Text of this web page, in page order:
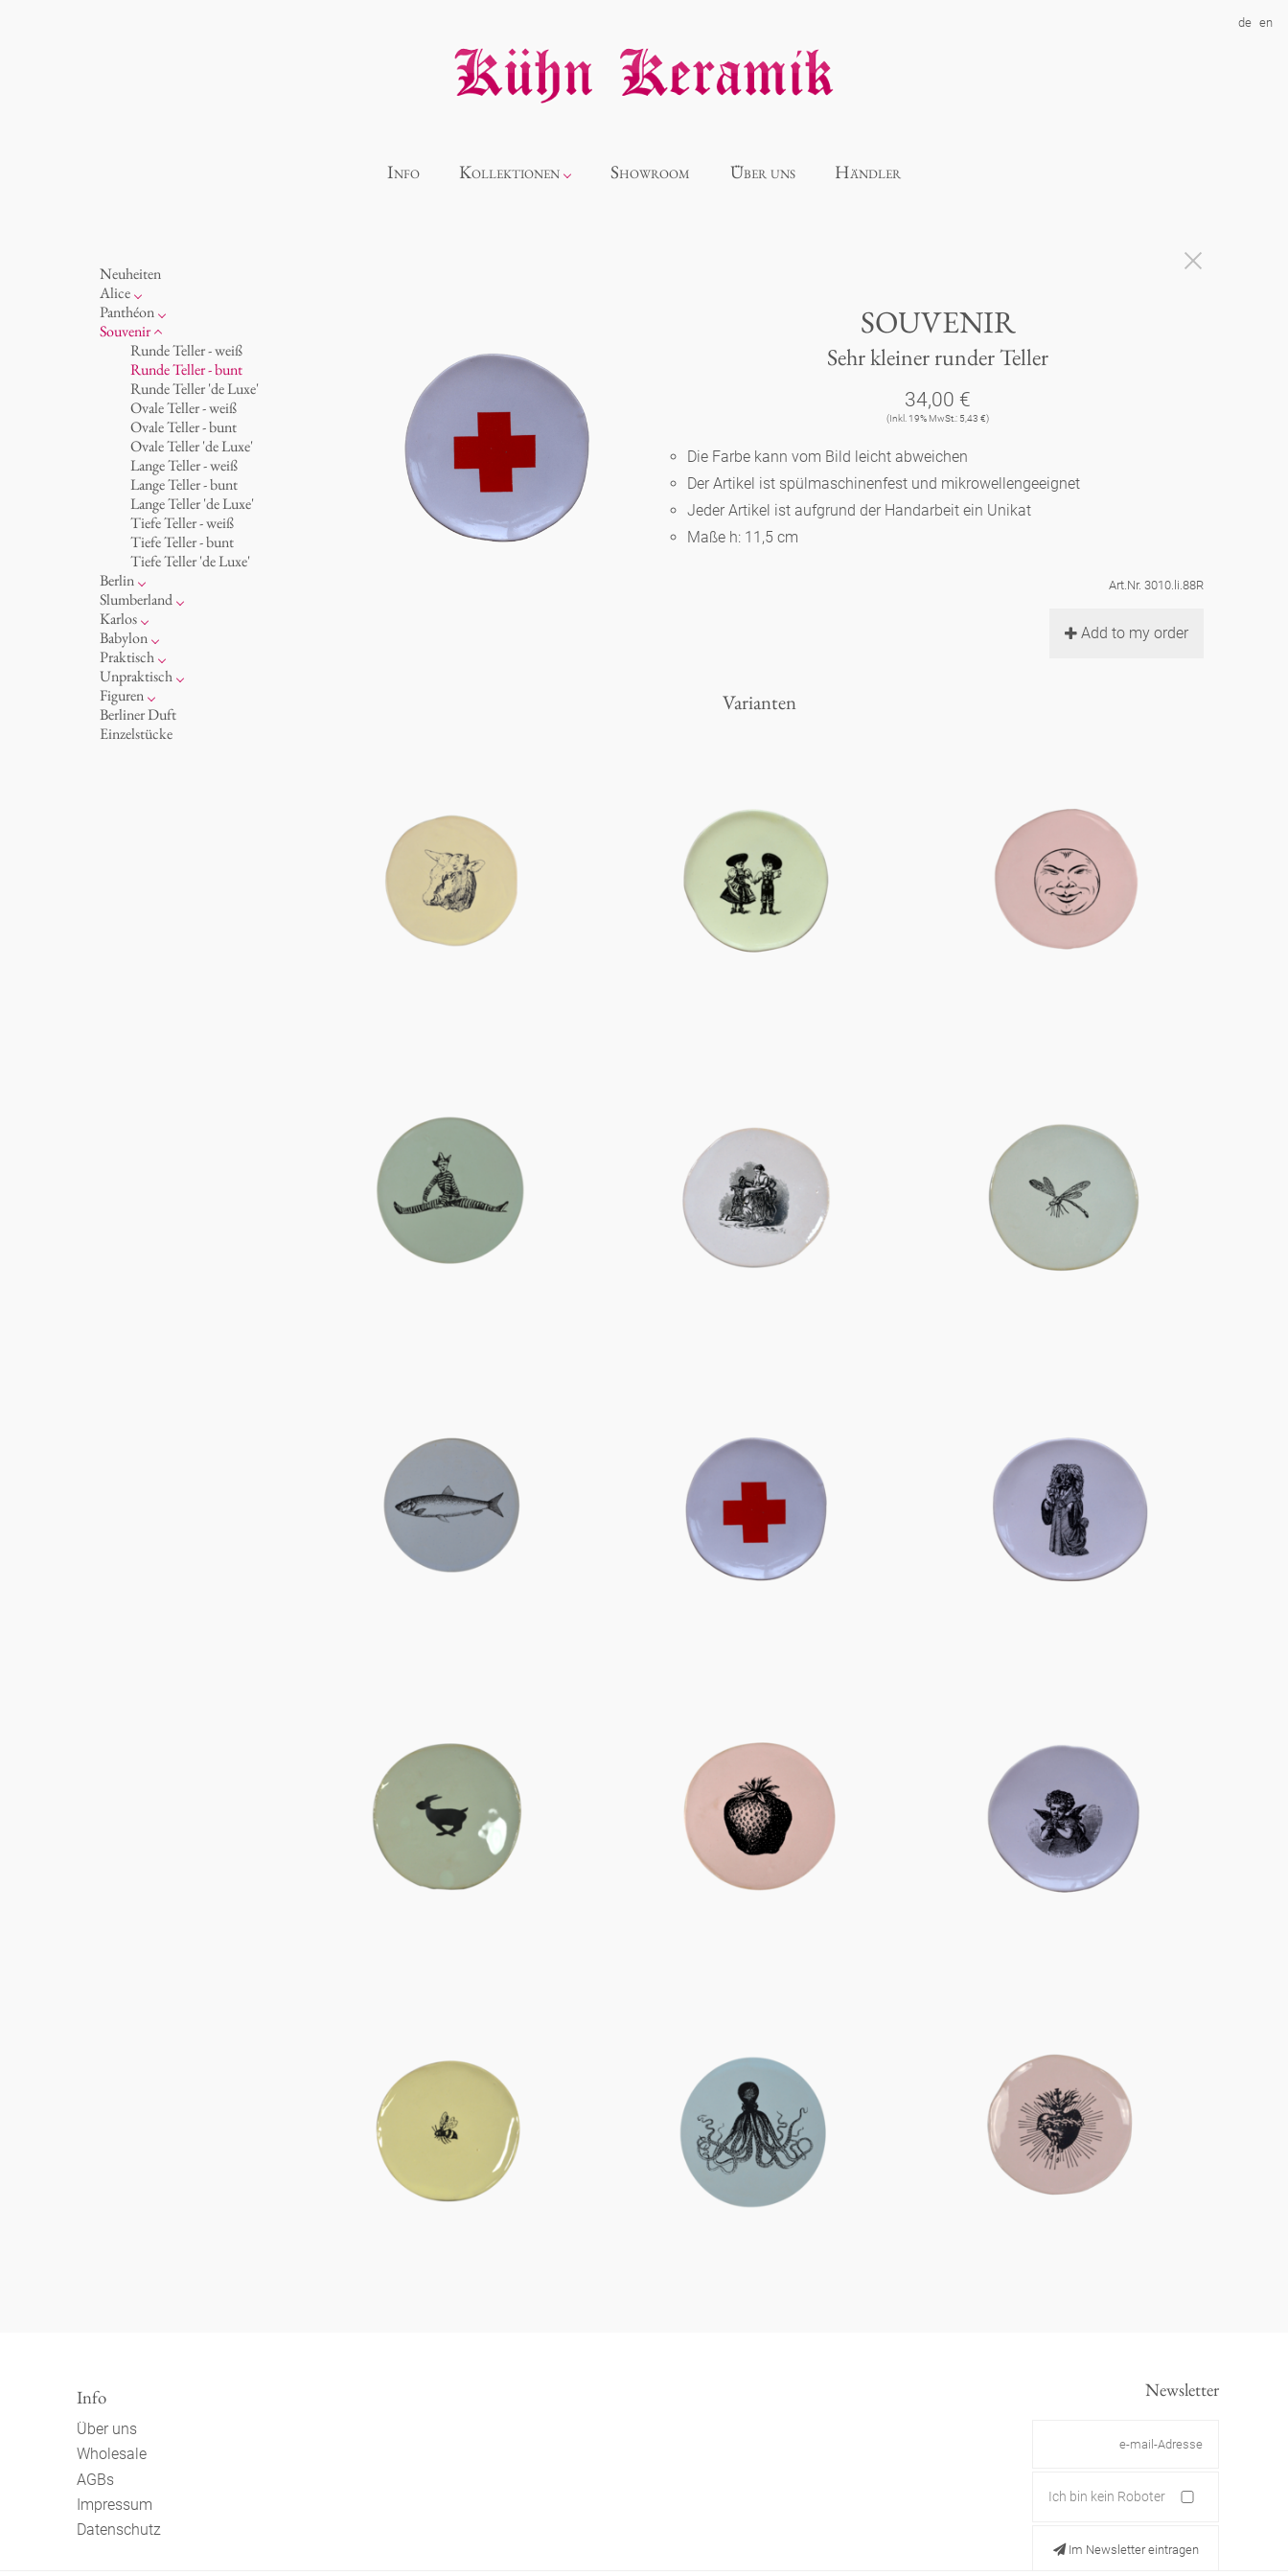
de en
Info Kollektionen
Panthéon
Souvenir
Berlin
Figuren
Berliner Duft
Showroom Über uns Händler
Neuheiten
Alice
Porzellan
Ozean
Tassen 'Glam' weiß
Tassen - weiß
Tassen 'Glam'
Tassen 'de Luxe'
Becher
Becher 'de Luxe'
Schalen
Milchkännchen
Panthéon
Persönlichkeiten
Schriftsteller
Schauspieler
Künstler
Mode
Koch
Königlich
Humor
klassische Musiker
zeitgenössische Musiker
Souvenir
Runde Teller - weiß
Runde Teller - bunt
Runde Teller 'de Luxe'
Ovale Teller - weiß
Ovale Teller - bunt
Ovale Teller 'de Luxe'
Lange Teller - weiß
Lange Teller - bunt
Lange Teller 'de Luxe'
Tiefe Teller - weiß
Tiefe Teller - bunt
Tiefe Teller 'de Luxe'
Berlin
Noël
Tassen
Teller
zum Servieren
Aschenbecher
Slumberland
Kuchenteller
Teekanne
Etagere
amuse gueule
Karlos
Fressnapf
Vasen 'de Luxe'
Vasen
Dosen
Kerzenständer
Babylon
Korb 'de Luxe'
Schalen 'de Luxe'
Weiß
Goldener Käfig
Praktisch
Hände und Füße
Bad
Räucherstäbchenhalter
Schnickschnack
Unpraktisch
Spielen
Dies & Das
Buchstaben
Figuren
Schachspiel Alice
Porzellanfiguren
Berliner Duft
Einzelstücke
SOUVENIR
Sehr kleiner runder Teller
34,00 €
(Inkl. 19% MwSt.: 5,43 €)
Die Farbe kann vom Bild leicht abweichen
Der Artikel ist spülmaschinenfest und mikrowellengeeignet
Jeder Artikel ist aufgrund der Handarbeit ein Unikat
Maße h: 11,5 cm
Art.Nr. 3010.li.88R
Add to my order
Varianten
Info
Über uns
Wholesale
AGBs
Impressum
Datenschutz
Newsletter
Ich bin kein Roboter
Im Newsletter eintragen